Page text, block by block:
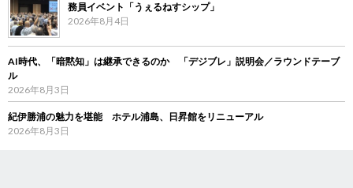
務員イベント「うぇるねすシップ」
2026年8月4日
AI時代、「暗黙知」は継承できるのか 「デジブレ」説明会／ラウンドテーブ
ル
2026年8月3日
紀伊勝浦の魅力を堪能 ホテル浦島、日昇館をリニューアル
2026年8月3日